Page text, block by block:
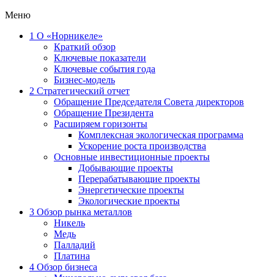
Меню
1 О «Норникеле»
Краткий обзор
Ключевые показатели
Ключевые события года
Бизнес-модель
2 Стратегический отчет
Обращение Председателя Совета директоров
Обращение Президента
Расширяем горизонты
Комплексная экологическая программа
Ускорение роста производства
Основные инвестиционные проекты
Добывающие проекты
Перерабатывающие проекты
Энергетические проекты
Экологические проекты
3 Обзор рынка металлов
Никель
Медь
Палладий
Платина
4 Обзор бизнеса